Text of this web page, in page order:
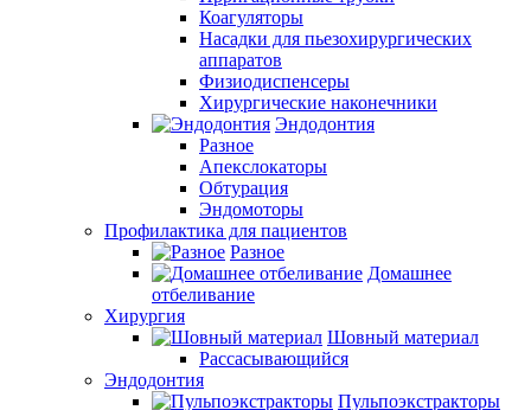
Коагуляторы
Насадки для пьезохирургических
аппаратов
Физиодиспенсеры
Хирургические наконечники
Эндодонтия
Разное
Апекслокаторы
Обтурация
Эндомоторы
Профилактика для пациентов
Разное
Домашнее
отбеливание
Хирургия
Шовный материал
Рассасывающийся
Эндодонтия
Пульпоэкстракторы